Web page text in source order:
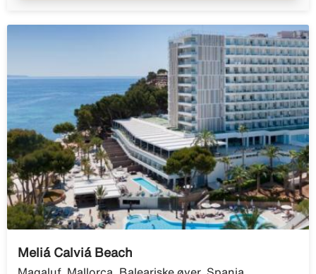
Meliá Calviá Beach